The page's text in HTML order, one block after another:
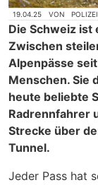
19.04.25 VON
Die Schweiz ist
Zwischen
Alpenpässe
Menschen. Sie
heute beliebte
Radrennfahrer
Strecke über
Tunnel.
Jeder Pass hat